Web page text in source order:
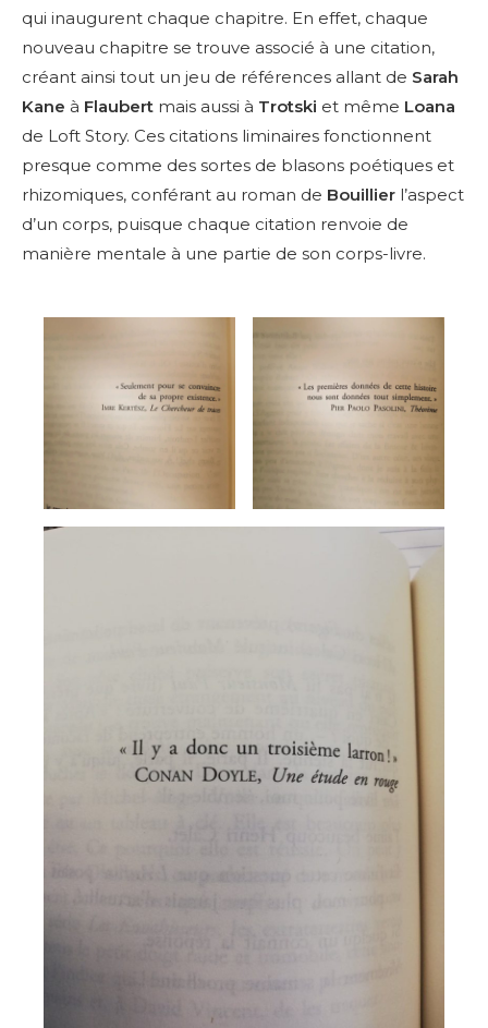
qui inaugurent chaque chapitre. En effet, chaque
nouveau chapitre se trouve associé à une citation,
créant ainsi tout un jeu de références allant de Sarah
Kane à Flaubert mais aussi à Trotski et même Loana
de Loft Story. Ces citations liminaires fonctionnent
presque comme des sortes de blasons poétiques et
rhizomiques, conférant au roman de Bouillier l’aspect
d’un corps, puisque chaque citation renvoie de
manière mentale à une partie de son corps-livre.